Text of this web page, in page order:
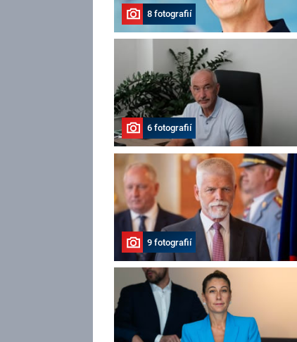
8 fotografií
6 fotografií
9 fotografií